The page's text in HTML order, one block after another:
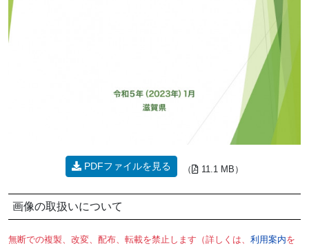
PDFファイルを見る （ 11.1 MB）
画像の取扱いについて
無断での複製、改変、配布、転載を禁止します（詳しくは、 利用案内を